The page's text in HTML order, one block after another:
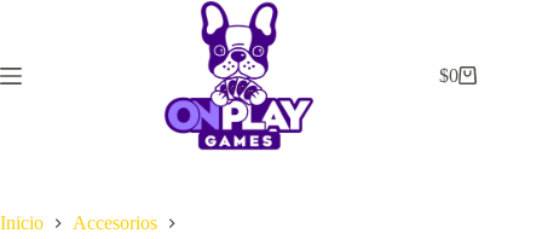
Carrito
$0
Inicio
Accesorios